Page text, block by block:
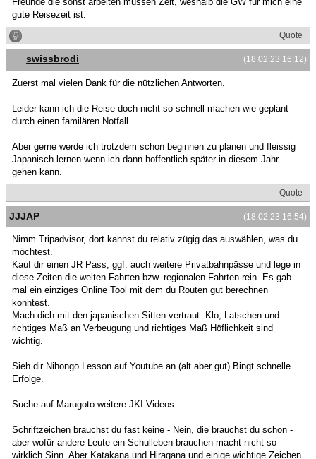
gute Reisezeit ist.
Quote
(18.02.23 16:12)
swissbrodi
Zuerst mal vielen Dank für die nützlichen Antworten.
Leider kann ich die Reise doch nicht so schnell machen wie geplant
durch einen familären Notfall.
Aber gerne werde ich trotzdem schon beginnen zu planen und fleissig
Japanisch lernen wenn ich dann hoffentlich später in diesem Jahr
gehen kann.
Quote
(18.02.23 16:54)
JJJAP
Nimm Tripadvisor, dort kannst du relativ zügig das auswählen, was du
möchtest.
Kauf dir einen JR Pass, ggf. auch weitere Privatbahnpässe und lege in
diese Zeiten die weiten Fahrten bzw. regionalen Fahrten rein. Es gab
mal ein einziges Online Tool mit dem du Routen gut berechnen
konntest.
Mach dich mit den japanischen Sitten vertraut. Klo, Latschen und
richtiges Maß an Verbeugung und richtiges Maß Höflichkeit sind
wichtig.
Sieh dir Nihongo Lesson auf Youtube an (alt aber gut) Bingt schnelle
Erfolge.
Suche auf Marugoto weitere JKI Videos
Schriftzeichen brauchst du fast keine - Nein, die brauchst du schon -
aber wofür andere Leute ein Schulleben brauchen macht nicht so
wirklich Sinn. Aber Katakana und Hiragana und einige wichtige Zeichen